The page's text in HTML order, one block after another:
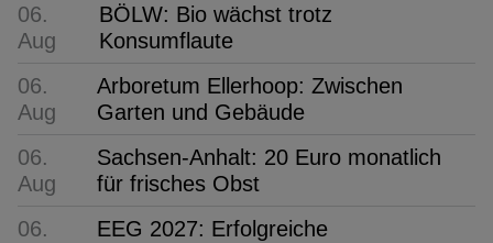
06.
Aug
BÖLW: Bio wächst trotz
Konsumflaute
06.
Aug
Arboretum Ellerhoop: Zwischen
Garten und Gebäude
06.
Aug
Sachsen-Anhalt: 20 Euro monatlich
für frisches Obst
06.
EEG 2027: Erfolgreiche